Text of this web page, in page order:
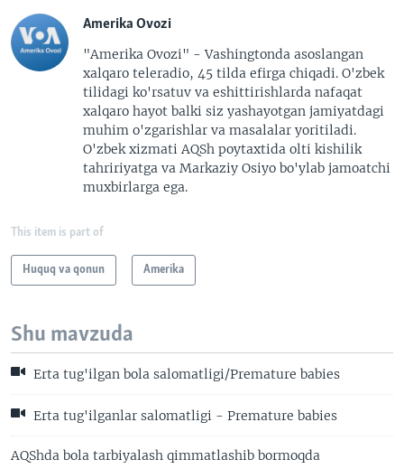
Amerika Ovozi
"Amerika Ovozi" - Vashingtonda asoslangan
xalqaro teleradio, 45 tilda efirga chiqadi. O'zbek
tilidagi ko'rsatuv va eshittirishlarda nafaqat
xalqaro hayot balki siz yashayotgan jamiyatdagi
muhim o'zgarishlar va masalalar yoritiladi.
O'zbek xizmati AQSh poytaxtida olti kishilik
tahririyatga va Markaziy Osiyo bo'ylab jamoatchi
muxbirlarga ega.
This item is part of
Huquq va qonun Amerika
Shu mavzuda
Erta tug'ilgan bola salomatligi/Premature babies
Erta tug'ilganlar salomatligi - Premature babies
AQShda bola tarbiyalash qimmatlashib bormoqda